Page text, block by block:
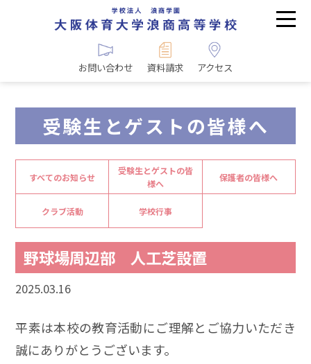
お問い合わせ 資料請求 アクセス
受験生とゲストの皆様へ
すべてのお知らせ
受験生とゲストの皆
様へ
保護者の皆様へ
クラブ活動 学校行事
野球場周辺部 人工芝設置
2025.03.16
平素は本校の教育活動にご理解とご協力いただき
誠にありがとうございます。